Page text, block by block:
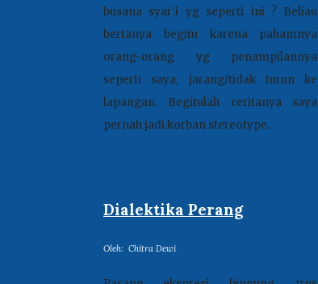
busana syar'i yg seperti ini ? Beliau
bertanya begitu karena pahamnya
orang-orang yg penampilannya
seperti saya, jarang/tidak turun ke
lapangan.
Begitulah ceritanya saya
pernah jadi korban stereotype.
Dialektika Perang
Oleh: Chitra Dewi